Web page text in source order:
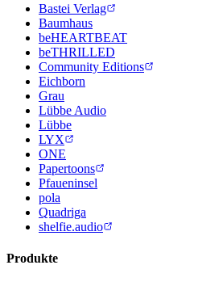
Bastei Verlag
Baumhaus
beHEARTBEAT
beTHRILLED
Community Editions
Eichborn
Grau
Lübbe Audio
Lübbe
LYX
ONE
Papertoons
Pfaueninsel
pola
Quadriga
shelfie.audio
Produkte